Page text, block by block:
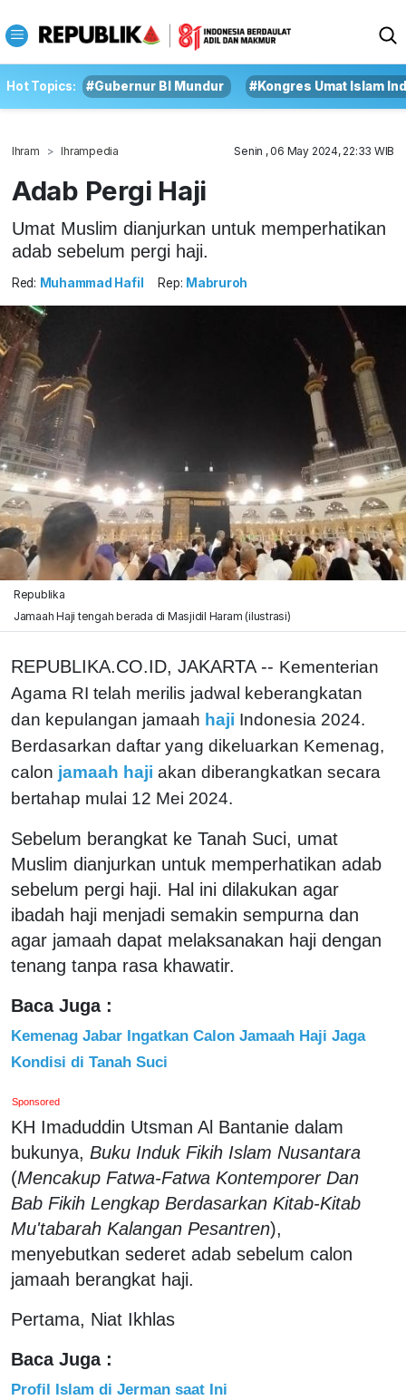
Hot Topics: #Gubernur BI Mundur #Kongres Umat Islam
Ihram Ihrampedia Senin , 06 May 2024, 22:33 WIB
Adab Pergi Haji
Umat Muslim dianjurkan untuk memperhatikan
adab sebelum pergi haji.
Red: Muhammad Hafil Rep: Mabruroh
Republika
Jamaah Haji tengah berada di Masjidil Haram (ilustrasi)
REPUBLIKA.CO.ID, JAKARTA -- Kementerian
Agama RI telah merilis jadwal keberangkatan
dan kepulangan jamaah haji Indonesia 2024.
Berdasarkan daftar yang dikeluarkan Kemenag,
calon jamaah haji akan diberangkatkan secara
bertahap mulai 12 Mei 2024.
Sebelum berangkat ke Tanah Suci, umat
Muslim dianjurkan untuk memperhatikan adab
sebelum pergi haji. Hal ini dilakukan agar
ibadah haji menjadi semakin sempurna dan
agar jamaah dapat melaksanakan haji dengan
tenang tanpa rasa khawatir.
Baca Juga :
Kemenag Jabar Ingatkan Calon Jamaah Haji Jaga
Kondisi di Tanah Suci
Sponsored
KH Imaduddin Utsman Al Bantanie dalam
bukunya, Buku Induk Fikih Islam Nusantara
(Mencakup Fatwa-Fatwa Kontemporer Dan
Bab Fikih Lengkap Berdasarkan Kitab-Kitab
Mu'tabarah Kalangan Pesantren),
menyebutkan sederet adab sebelum calon
jamaah berangkat haji.
Pertama, Niat Ikhlas
Baca Juga :
Profil Islam di Jerman saat Ini